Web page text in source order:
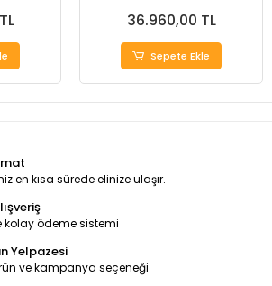
36.960,00 TL
Sepete Ekle
en kısa sürede elinize ulaşır.
kolay ödeme sistemi
Yelpazesi
ve kampanya seçeneği